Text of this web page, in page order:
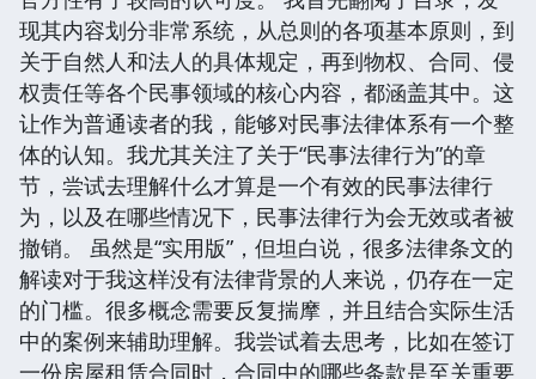
现其内容划分非常系统，从总则的各项基本原则，到
关于自然人和法人的具体规定，再到物权、合同、侵
权责任等各个民事领域的核心内容，都涵盖其中。这
让作为普通读者的我，能够对民事法律体系有一个整
体的认知。我尤其关注了关于“民事法律行为”的章
节，尝试去理解什么才算是一个有效的民事法律行
为，以及在哪些情况下，民事法律行为会无效或者被
撤销。 虽然是“实用版”，但坦白说，很多法律条文的
解读对于我这样没有法律背景的人来说，仍存在一定
的门槛。很多概念需要反复揣摩，并且结合实际生活
中的案例来辅助理解。我尝试着去思考，比如在签订
一份房屋租赁合同时，合同中的哪些条款是至关重要